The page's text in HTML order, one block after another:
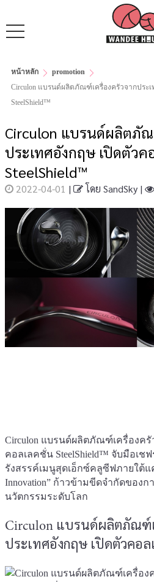
หน้าหลัก
promotion
Circulon แบรนด์ผลิตภัณฑ์เครื่องครัวจากประ
SteelShield™
Circulon แบรนด์ผลิตภัณ
ประเทศอังกฤษ เปิดตัวค
SteelShield™
2022-04-01 | โดย SandSky |
Circulon แบรนด์ผลิตภัณฑ์เครื่องครั
คอลเลคชั่น SteelShield™ จับมือเช
รังสรรค์เมนูสุดเอ็กซ์คลูซีฟภายใต้แค
Innovation” ก้าวข้ามขีดจำกัดของ
นวัตกรรมระดับโลก
Circulon แบรนด์ผลิตภัณฑ์
ประเทศอังกฤษ เปิดตัวคอล